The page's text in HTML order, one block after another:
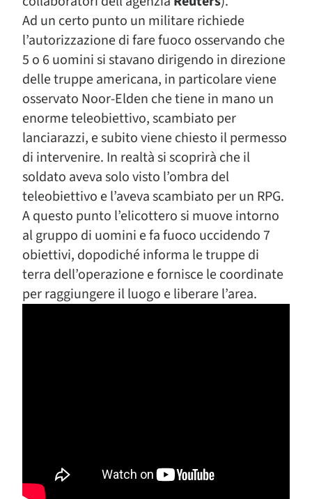
Ad un certo punto un militare richiede
l’autorizzazione di fare fuoco osservando che
5 o 6 uomini si stavano dirigendo in direzione
delle truppe americana, in particolare viene
osservato Noor-Elden che tiene in mano un
enorme teleobiettivo, scambiato per
lanciarazzi, e subito viene chiesto il permesso
di intervenire. In realtà si scoprirà che il
soldato aveva solo visto l’ombra del
teleobiettivo e l’aveva scambiato per un RPG.
A questo punto l’elicottero si muove intorno
al gruppo di uomini e fa fuoco uccidendo 7
obiettivi, dopodiché informa le truppe di
terra dell’operazione e fornisce le coordinate
per raggiungere il luogo e liberare l’area.